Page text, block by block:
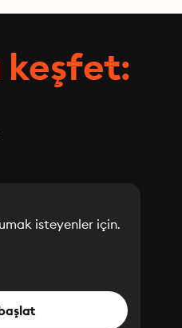
keşfet:
isteyenler için.